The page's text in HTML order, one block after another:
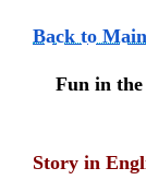
Back to
Fun in
Story in